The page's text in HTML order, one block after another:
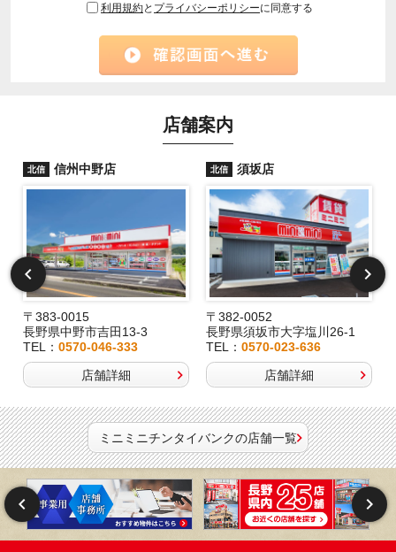
利用規約と プライバシーポリシーに同意する
店舗案内
北信 信州中野店
〒383-0015
長野県中野市吉田13-3
TEL： 0570-046-333
店舗詳細
北信 須坂店
〒382-0052
長野県須坂市大字塩川26-1
TEL：0570-023-636
店舗詳細
ミニミニチンタイバンクの店舗一覧